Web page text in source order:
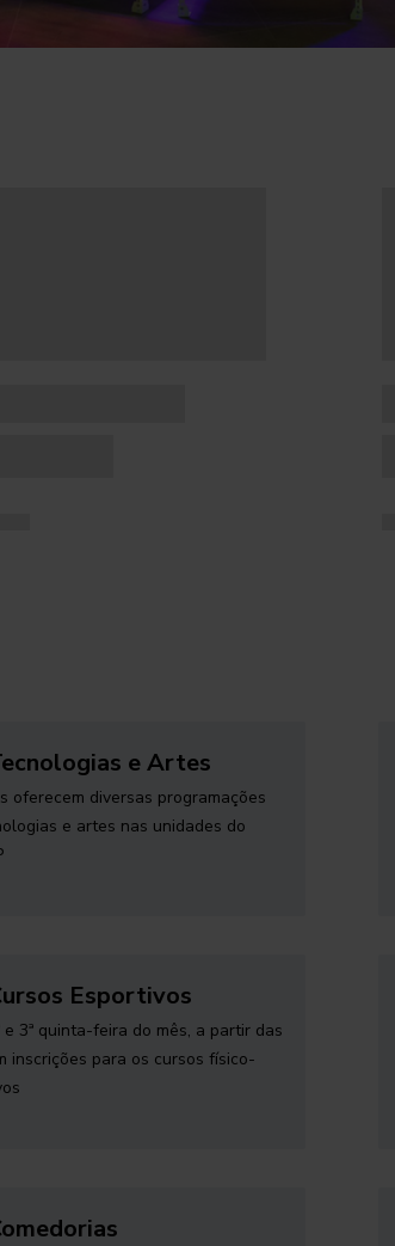
e Artes
oferecem diversas programações
e artes nas unidades do
Esportivos
e 3ª quinta-feira do mês, a partir das
inscrições para os cursos físico-